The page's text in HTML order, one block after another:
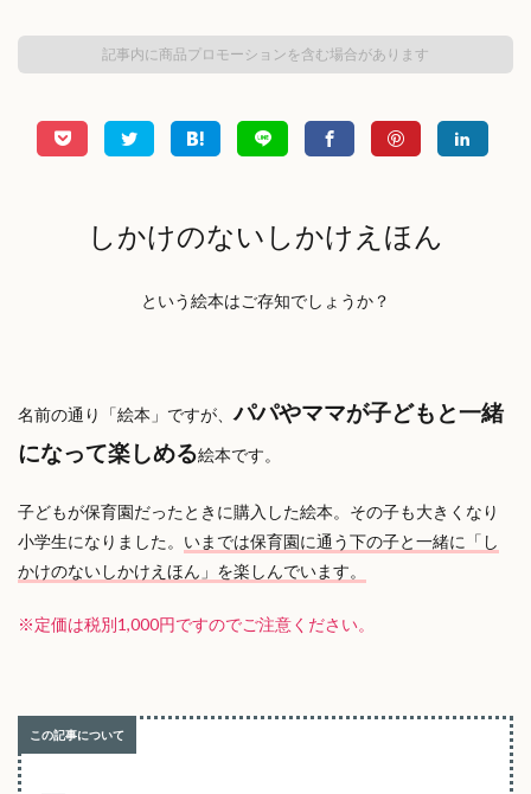
記事内に商品プロモーションを含む場合があります
しかけのないしかけえほん
という絵本はご存知でしょうか？
名前の通り「絵本」ですが、パパやママが子どもと一緒
になって楽しめる絵本です。
子どもが保育園だったときに購入した絵本。その子も大きくなり
小学生になりました。 いまでは保育園に通う下の子と一緒に「し
かけのないしかけえほん」を楽しんでいます。
※定価は税別1,000円ですのでご注意ください。